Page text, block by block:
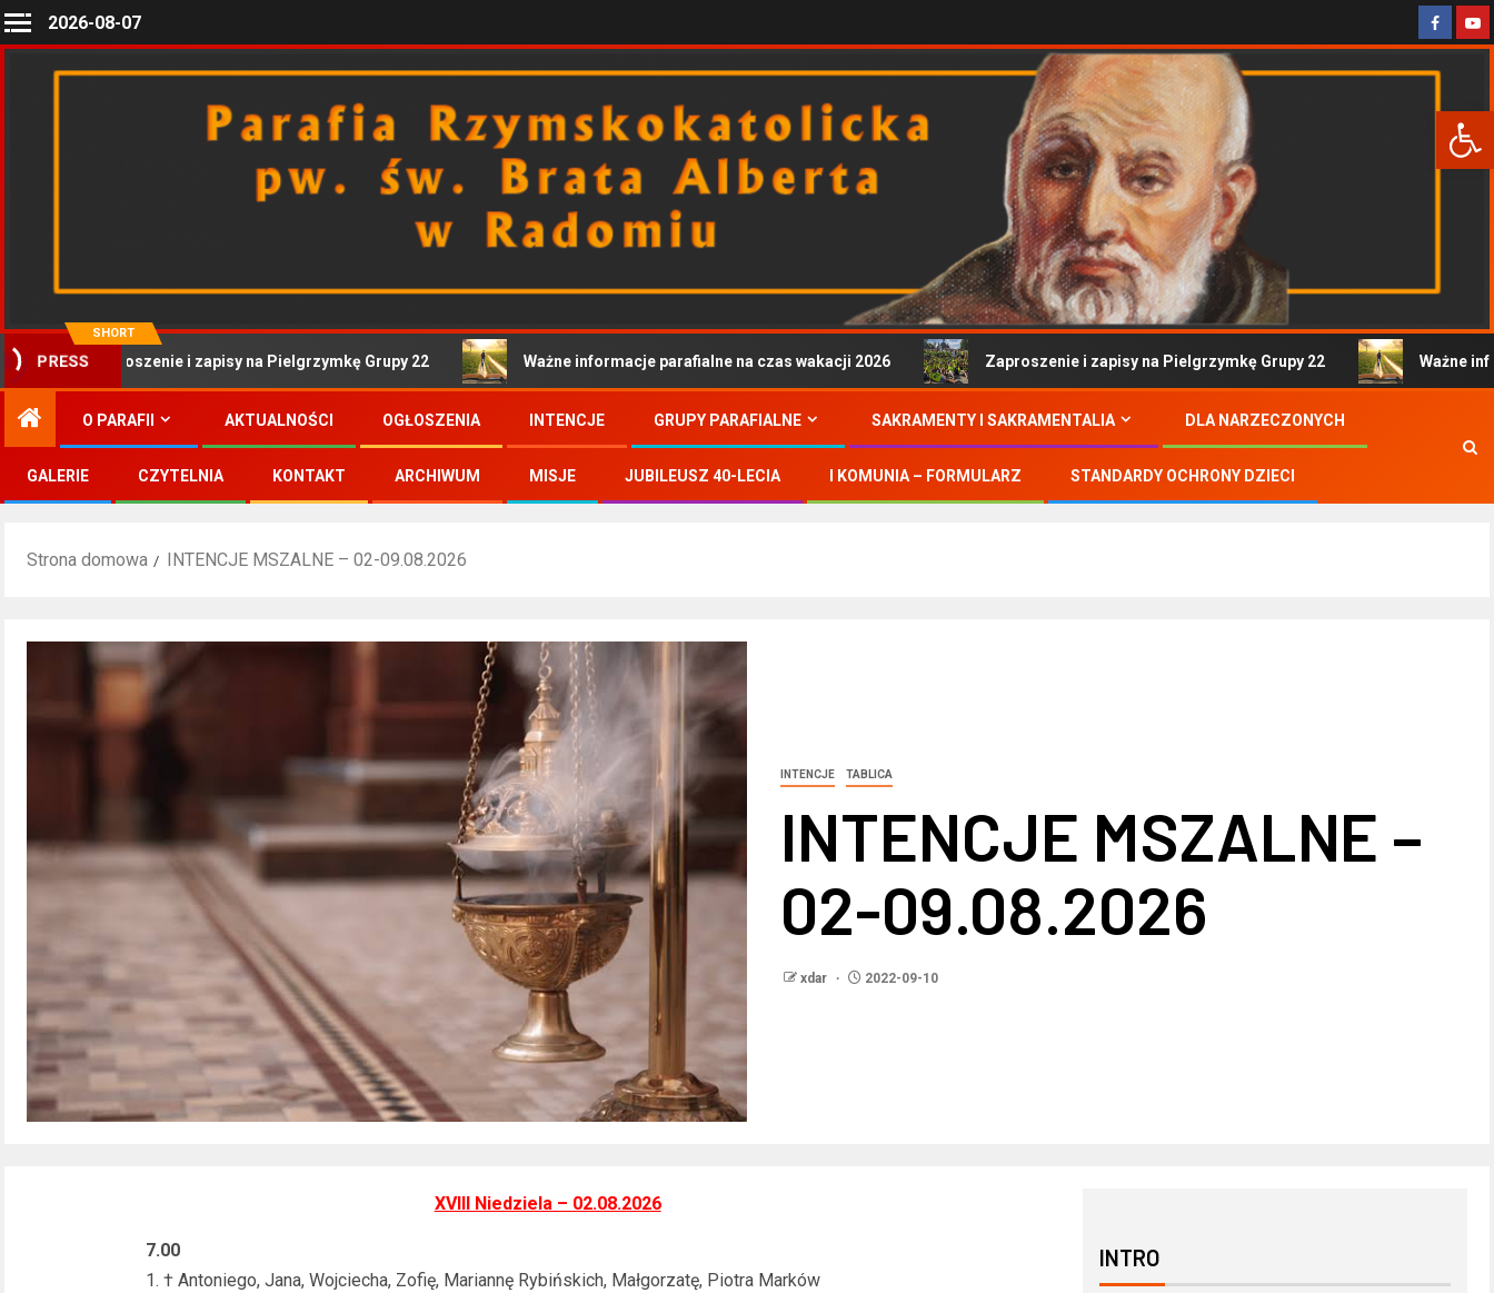
2026-08-07
SHORT
PRESSZaproszenie i zapisy na Pielgrzymkę Grupy 22 Ważne informacje parafialne na czas wakacji 2026 Zaproszenie i zapisy na Pielgrzymkę Grupy 22 Ważne
O PARAFII AKTUALNOŚCI OGŁOSZENIA INTENCJE GRUPY PARAFIALNE SAKRAMENTY I SAKRAMENTALIA DLA NARZECZONYCH
GALERIE CZYTELNIA KONTAKT ARCHIWUM MISJE JUBILEUSZ 40-LECIA I KOMUNIA – FORMULARZ STANDARDY OCHRONY DZIECI
Strona domowa INTENCJE MSZALNE – 02-09.08.2026
INTENCJE TABLICA
INTENCJE MSZALNE –
02-09.08.2026
xdar 2022-09-10
XVIII Niedziela – 02.08.2026
7.00
1. † Antoniego, Jana, Wojciecha, Zofię, Mariannę Rybińskich, Małgorzatę, Piotra Marków
INTRO